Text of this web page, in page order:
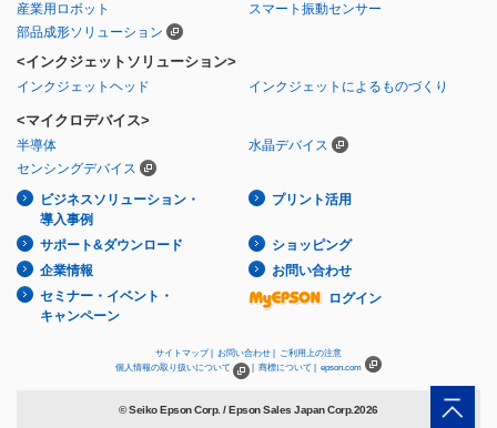
産業用ロボット
スマート振動センサー
部品成形ソリューション
<インクジェットソリューション>
インクジェットヘッド インクジェットによるものづくり
<マイクロデバイス>
半導体
水晶デバイス
センシングデバイス
ビジネスソリューション・
導入事例
プリント活用
サポート&ダウンロード
ショッピング
企業情報
お問い合わせ
セミナー・イベント・
キャンペーン
ログイン
サイトマップ | お問い合わせ |
ご利用上の注意
個人情報の取り扱いについて
商標について | epson.com
© Seiko Epson Corp. / Epson Sales Japan Corp.2026